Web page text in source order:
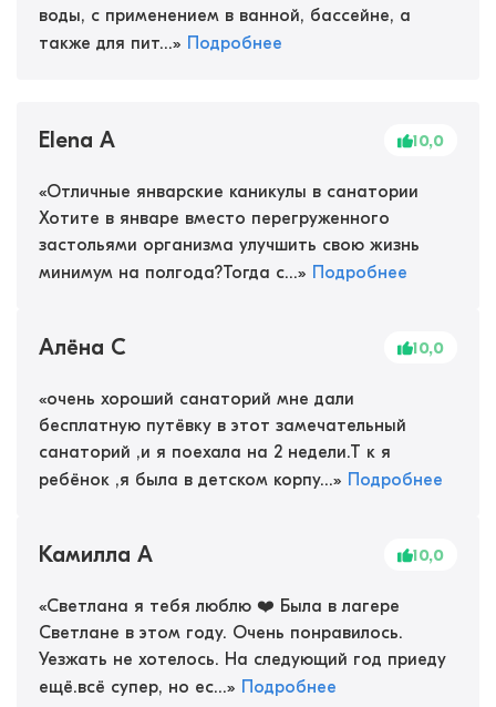
воды, с применением в ванной, бассейне, а
также для пит...» Подробнее
Elena A 10,0
«Отличные январские каникулы в санатории
Хотите в январе вместо перегруженного
застольями организма улучшить свою жизнь
минимум на полгода?Тогда с...» Подробнее
Алёна С 10,0
«очень хороший санаторий мне дали
бесплатную путёвку в этот замечательный
санаторий ,и я поехала на 2 недели.Т к я
ребёнок ,я была в детском корпу...» Подробнее
Камилла А 10,0
«Светлана я тебя люблю ❤️ Была в лагере
Светлане в этом году. Очень понравилось.
Уезжать не хотелось. На следующий год приеду
ещё.всё супер, но ес...» Подробнее